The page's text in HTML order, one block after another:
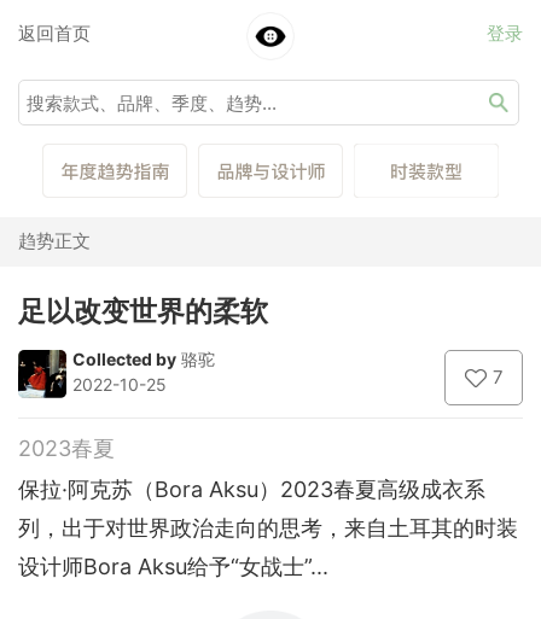
返回首页 登录
趋势正文
足以改变世界的柔软
Collected by 骆驼
2022-10-25
7
2023春夏
保拉·阿克苏（Bora Aksu）2023春夏高级成衣系
列，出于对世界政治走向的思考，来自土耳其的时装
设计师Bora Aksu给予“女战士”...